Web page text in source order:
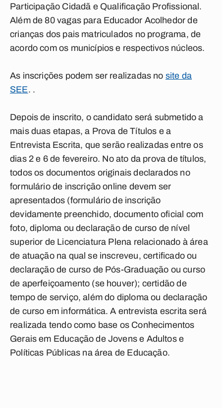
Participação Cidadã e Qualificação Profissional.
Além de 80 vagas para Educador Acolhedor de
crianças dos pais matriculados no programa, de
acordo com os municípios e respectivos núcleos.
As inscrições podem ser realizadas no site da
SEE. .
Depois de inscrito, o candidato será submetido a
mais duas etapas, a Prova de Títulos e a
Entrevista Escrita, que serão realizadas entre os
dias 2 e 6 de fevereiro. No ato da prova de títulos,
todos os documentos originais declarados no
formulário de inscrição online devem ser
apresentados (formulário de inscrição
devidamente preenchido, documento oficial com
foto, diploma ou declaração de curso de nível
superior de Licenciatura Plena relacionado à área
de atuação na qual se inscreveu, certificado ou
declaração de curso de Pós-Graduação ou curso
de aperfeiçoamento (se houver); certidão de
tempo de serviço, além do diploma ou declaração
de curso em informática. A entrevista escrita será
realizada tendo como base os Conhecimentos
Gerais em Educação de Jovens e Adultos e
Políticas Públicas na área de Educação.